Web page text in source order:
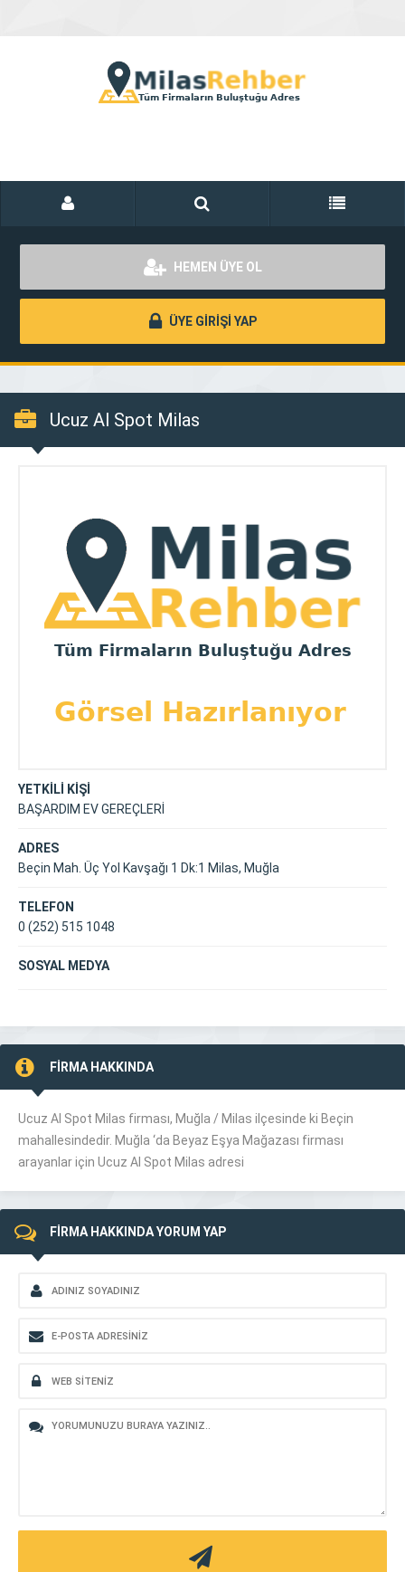
HEMEN ÜYE OL
ÜYE GİRİŞİ YAP
Ucuz Al Spot Milas
YETKİLİ KİŞİ
BAŞARDIM EV GEREÇLERİ
ADRES
Beçin Mah. Üç Yol Kavşağı 1 Dk:1 Milas, Muğla
TELEFON
0 (252) 515 1048
SOSYAL MEDYA
FİRMA HAKKINDA
Ucuz Al Spot Milas firması, Muğla / Milas ilçesinde ki Beçin
mahallesindedir. Muğla ‘da Beyaz Eşya Mağazası firması
arayanlar için Ucuz Al Spot Milas adresi
FİRMA HAKKINDA YORUM YAP